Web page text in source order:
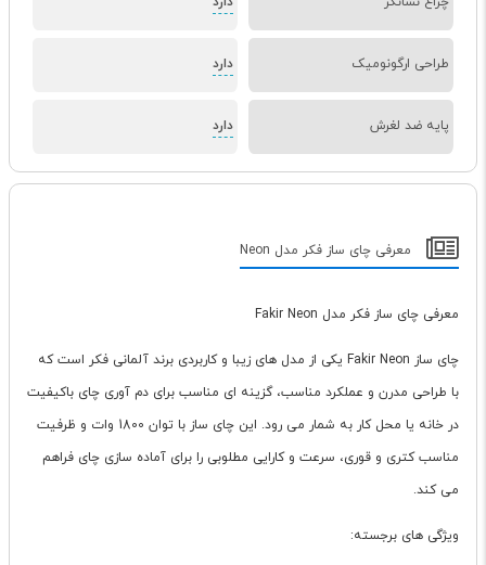
طراحی ارگونومیک دارد
پایه ضد لغرش دارد
معرفی چای ساز فکر مدل Neon
معرفی چای ساز فکر مدل Fakir Neon
چای ساز Fakir Neon یکی از مدل های زیبا و کاربردی برند آلمانی فکر است که
با طراحی مدرن و عملکرد مناسب، گزینه ای مناسب برای دم آوری چای باکیفیت
در خانه یا محل کار به شمار می رود. این چای ساز با توان 1800 وات و ظرفیت
مناسب کتری و قوری، سرعت و کارایی مطلوبی را برای آماده سازی چای فراهم
می کند.
ویژگی های برجسته: